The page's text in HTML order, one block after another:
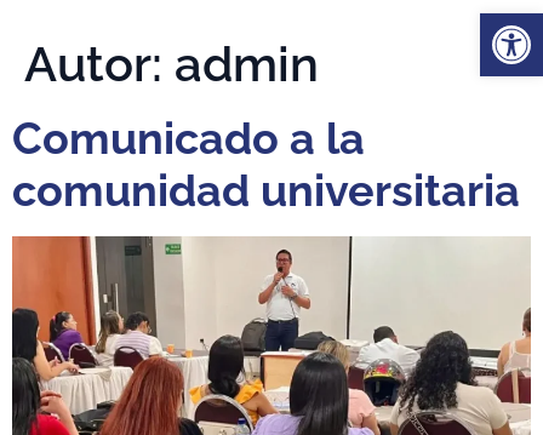
Autor: admin
Comunicado a la
comunidad universitaria